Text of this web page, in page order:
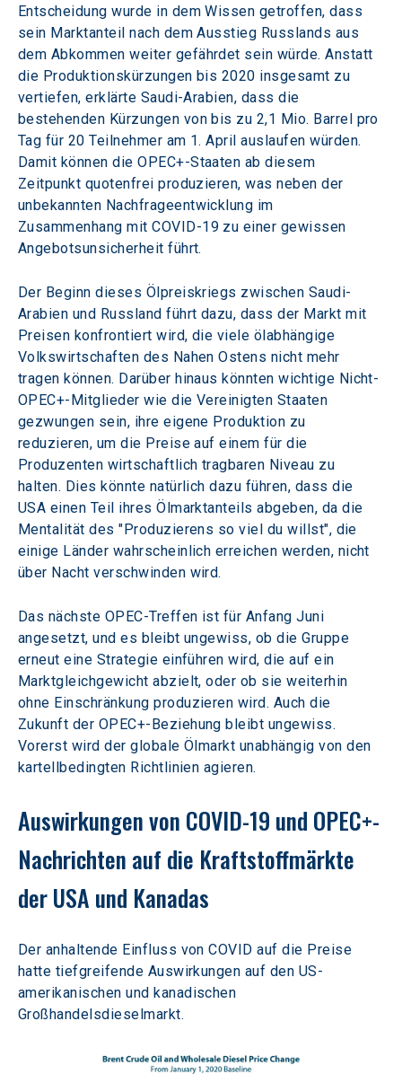
Entscheidung wurde in dem Wissen getroffen, dass
sein Marktanteil nach dem Ausstieg Russlands aus
dem Abkommen weiter gefährdet sein würde. Anstatt
die Produktionskürzungen bis 2020 insgesamt zu
vertiefen, erklärte Saudi-Arabien, dass die
bestehenden Kürzungen von bis zu 2,1 Mio. Barrel pro
Tag für 20 Teilnehmer am 1. April auslaufen würden.
Damit können die OPEC+-Staaten ab diesem
Zeitpunkt quotenfrei produzieren, was neben der
unbekannten Nachfrageentwicklung im
Zusammenhang mit COVID-19 zu einer gewissen
Angebotsunsicherheit führt.
Der Beginn dieses Ölpreiskriegs zwischen Saudi-
Arabien und Russland führt dazu, dass der Markt mit
Preisen konfrontiert wird, die viele ölabhängige
Volkswirtschaften des Nahen Ostens nicht mehr
tragen können. Darüber hinaus könnten wichtige Nicht-
OPEC+-Mitglieder wie die Vereinigten Staaten
gezwungen sein, ihre eigene Produktion zu
reduzieren, um die Preise auf einem für die
Produzenten wirtschaftlich tragbaren Niveau zu
halten. Dies könnte natürlich dazu führen, dass die
USA einen Teil ihres Ölmarktanteils abgeben, da die
Mentalität des "Produzierens so viel du willst", die
einige Länder wahrscheinlich erreichen werden, nicht
über Nacht verschwinden wird.
Das nächste OPEC-Treffen ist für Anfang Juni
angesetzt, und es bleibt ungewiss, ob die Gruppe
erneut eine Strategie einführen wird, die auf ein
Marktgleichgewicht abzielt, oder ob sie weiterhin
ohne Einschränkung produzieren wird. Auch die
Zukunft der OPEC+-Beziehung bleibt ungewiss.
Vorerst wird der globale Ölmarkt unabhängig von den
kartellbedingten Richtlinien agieren.
Auswirkungen von COVID-19 und OPEC+-
Nachrichten auf die Kraftstoffmärkte
der USA und Kanadas
Der anhaltende Einfluss von COVID auf die Preise
hatte tiefgreifende Auswirkungen auf den US-
amerikanischen und kanadischen
Großhandelsdieselmarkt.